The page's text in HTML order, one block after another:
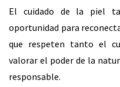
El cuidado de la piel
oportunidad para
que respeten tanto el
valorar el poder de la
responsable.